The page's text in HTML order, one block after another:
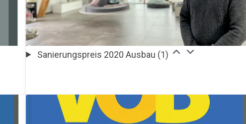
Sanierungspreis 2020 Ausbau (1)